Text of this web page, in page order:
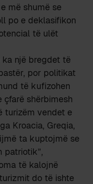
më shumë se
po e deklasifikon
të ulët
një bregdet të
por politikat
të kufizohen
çfarë shërbimesh
turizëm vendet e
Kroacia, Greqia,
ta kuptojmë se
patriotik”,
të kalojnë
do të ishte